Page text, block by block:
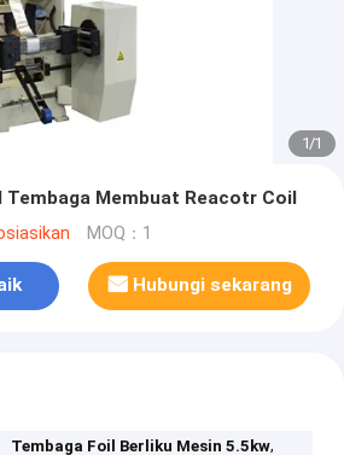
1/1
Tembaga Membuat Reacotr Coil
MOQ：1
Hubungi sekarang
Tembaga Foil Berliku Mesin 5.5kw,